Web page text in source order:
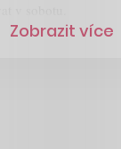
Zobrazit více